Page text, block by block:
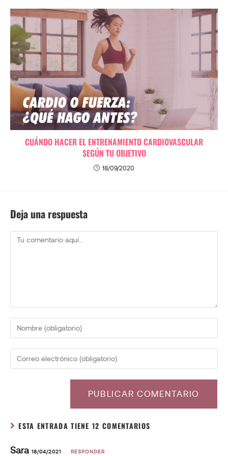
CUÁNDO HACER EL ENTRENAMIENTO CARDIOVASCULAR
SEGÚN TU OBJETIVO
18/09/2020
Deja una respuesta
ESTA ENTRADA TIENE 12 COMENTARIOS
Sara 18/04/2021 RESPONDER